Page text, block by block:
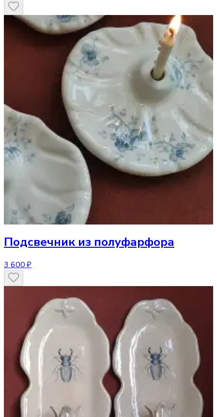
Подсвечник из полуфарфора
3 600 ₽